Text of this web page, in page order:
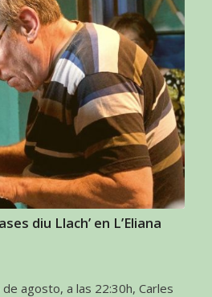
diu Llach’ en L’Eliana
agosto, a las 22:30h, Carles